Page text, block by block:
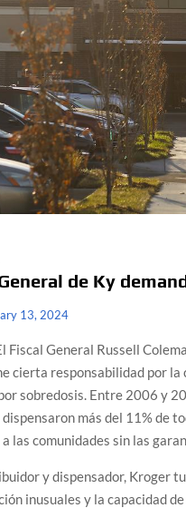
de Ky
13, 2024
Fiscal General Russell
cierta responsabilidad por
sobredosis. Entre 2006 y
más del 11% de
las comunidades sin las
y dispensador, Kroger
inusuales y la capacidad